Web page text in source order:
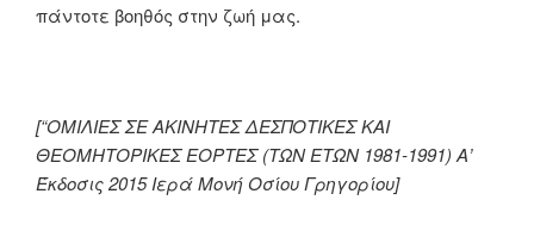
πάντοτε βοηθός στην ζωή μας.
[“ΟΜΙΛΙΕΣ ΣΕ ΑΚΙΝΗΤΕΣ ΔΕΣΠΟΤΙΚΕΣ ΚΑΙ
ΘΕΟΜΗΤΟΡΙΚΕΣ ΕΟΡΤΕΣ (ΤΩΝ ΕΤΩΝ 1981-1991) Α’
Έκδοσις 2015 Ιερά Μονή Οσίου Γρηγορίου]